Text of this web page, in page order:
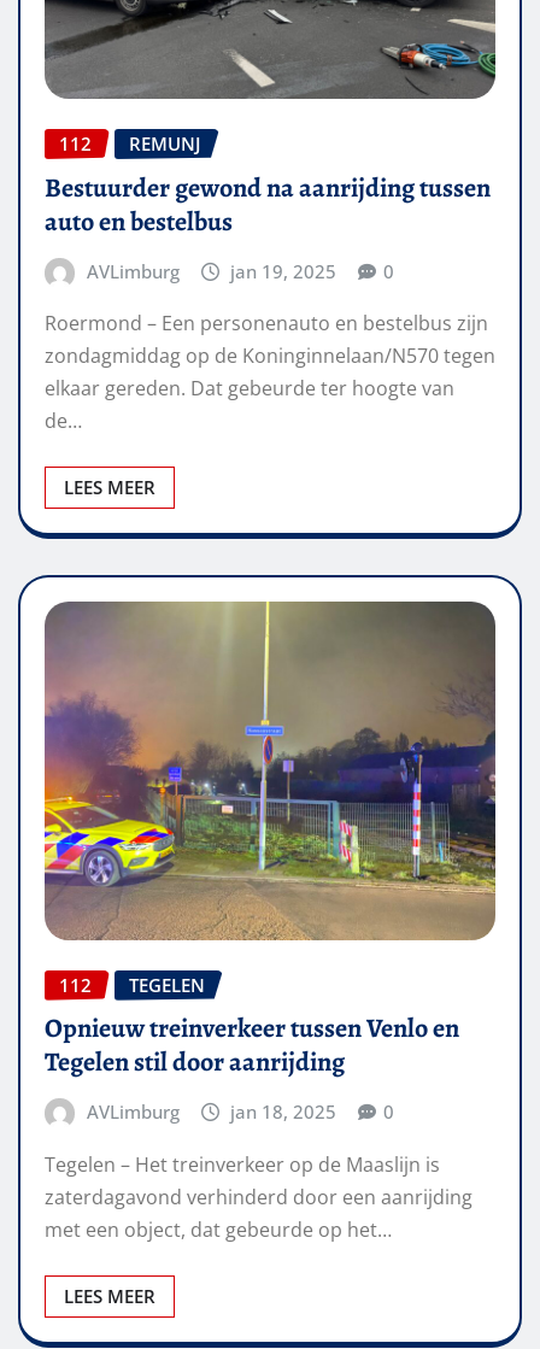
112 REMUNJ
Bestuurder gewond na aanrijding tussen
auto en bestelbus
AVLimburg jan 19, 2025 0
Roermond – Een personenauto en bestelbus zijn
zondagmiddag op de Koninginnelaan/N570 tegen
elkaar gereden. Dat gebeurde ter hoogte van
de…
LEES MEER
112 TEGELEN
Opnieuw treinverkeer tussen Venlo en
Tegelen stil door aanrijding
AVLimburg jan 18, 2025 0
Tegelen – Het treinverkeer op de Maaslijn is
zaterdagavond verhinderd door een aanrijding
met een object, dat gebeurde op het…
LEES MEER